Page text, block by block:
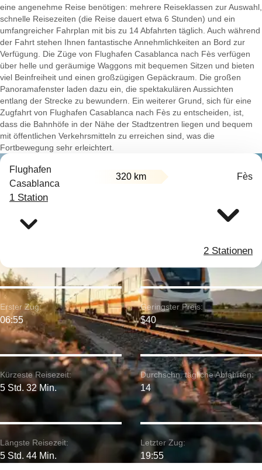
eine angenehme Reise benötigen: mehrere Reiseklassen zur Auswahl,
schnelle Reisezeiten (die Reise dauert etwa 6 Stunden) und ein
umfangreicher Fahrplan mit bis zu 14 Abfahrten täglich. Auch während
der Fahrt stehen Ihnen fantastische Annehmlichkeiten an Bord zur
Verfügung. Die Züge von Flughafen Casablanca nach Fès verfügen
über helle und geräumige Waggons mit bequemen Sitzen und bieten
viel Beinfreiheit und einen großzügigen Gepäckraum. Die großen
Panoramafenster laden dazu ein, die spektakulären Aussichten
entlang der Strecke zu bewundern. Ein weiterer Grund, sich für eine
Zugfahrt von Flughafen Casablanca nach Fès zu entscheiden, ist,
dass die Bahnhöfe in der Nähe der Stadtzentren liegen und bequem
mit öffentlichen Verkehrsmitteln zu erreichen sind, was die
Fortbewegung sehr erleichtert.
Flughafen
Casablanca
320 km Fès
1 Station
2 Stationen
Kürzeste Reisezeit:
5 Std. 32 Min.
Erster Zug:
06:55
Längste Reisezeit:
5 Std. 44 Min.
Geringster Preis:
$40
Durchschn. tägliche Abfahrten:
14
Letzter Zug:
19:55